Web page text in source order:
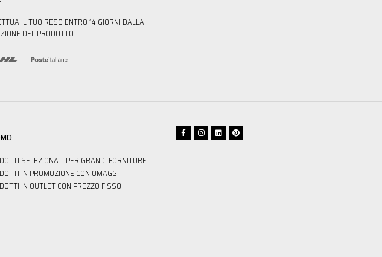
IL TUO RESO ENTRO 14 GIORNI DALLA
DEL PRODOTTO.
SELEZIONATI PER GRANDI FORNITURE
IN PROMOZIONE CON OMAGGI
IN OUTLET CON PREZZO FISSO